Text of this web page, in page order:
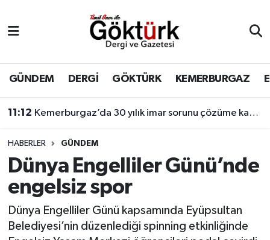
GÜNDEM DERGİ GÖKTÜRK KEMERBURGAZ
11:12 Kemerburgaz’da 30 yılık imar sorunu çözüme kavuşuyor
HABERLER GÜNDEM
Dünya Engelliler Günü’nde
engelsiz spor
Dünya Engelliler Günü kapsamında Eyüpsultan
Belediyesi’nin düzenlediği spinning etkinliğinde
BİLİM
DERGİ
DÜNYA
EĞİTİM
EKONOMİ
GÖKTÜRK
Eyüpsultan Hava Durumu
Eyüpsultan Trafik Yoğunluk Haritası
Süper Lig Puan Durumu ve Fikstür
Tüm Manşetler
Son Dakika Haberleri
Haber Arşivi